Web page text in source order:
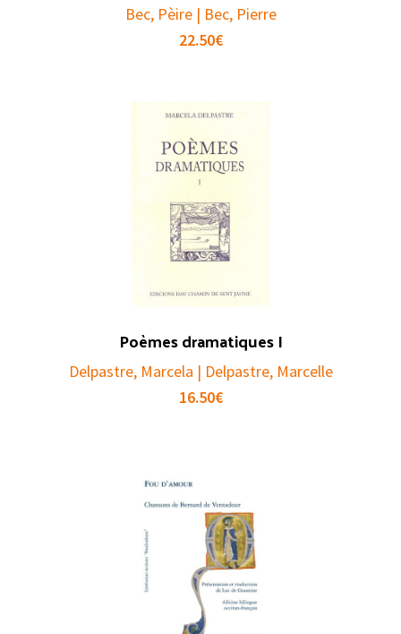
Bec, Pèire | Bec, Pierre
22.50€
Poèmes dramatiques I
Delpastre, Marcela | Delpastre, Marcelle
16.50€